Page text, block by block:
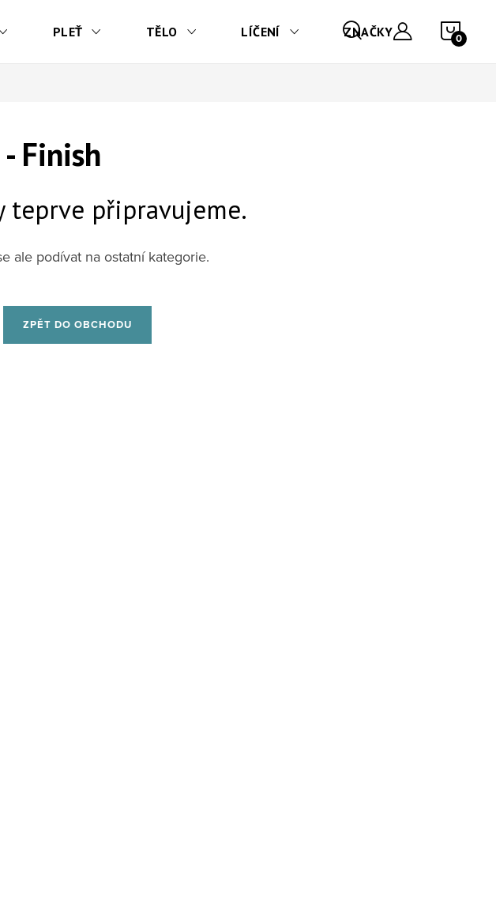
PLEŤ TĚLO LÍČENÍ ZNAČKY
Finish
teprve připravujeme.
ale podívat na ostatní kategorie.
ZPĚT DO OBCHODU